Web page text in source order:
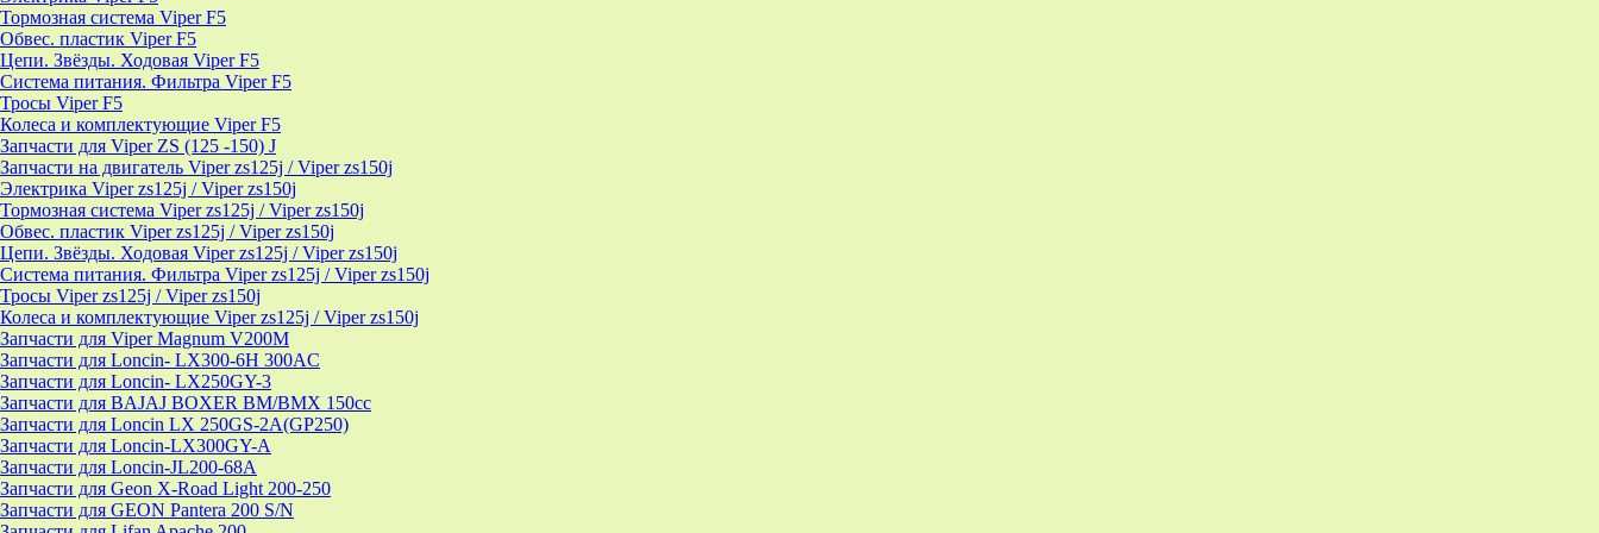
Тормозная система Viper F5
Обвес. пластик Viper F5
Цепи. Звёзды. Ходовая Viper F5
Система питания. Фильтра Viper F5
Тросы Viper F5
Колеса и комплектующие Viper F5
Запчасти для Viper ZS (125 -150) J
Запчасти на двигатель Viper zs125j / Viper zs150j
Электрика Viper zs125j / Viper zs150j
Тормозная система Viper zs125j / Viper zs150j
Обвес. пластик Viper zs125j / Viper zs150j
Цепи. Звёзды. Ходовая Viper zs125j / Viper zs150j
Система питания. Фильтра Viper zs125j / Viper zs150j
Тросы Viper zs125j / Viper zs150j
Колеса и комплектующие Viper zs125j / Viper zs150j
Запчасти для Viper Magnum V200M
Запчасти для Loncin- LX300-6H 300AC
Запчасти для Loncin- LX250GY-3
Запчасти для BAJAJ BOXER BM/ВМX 150cc
Запчасти для Loncin LX 250GS-2A(GP250)
Запчасти для Loncin-LX300GY-A
Запчасти для Loncin-JL200-68A
Запчасти для Geon X-Road Light 200-250
Запчасти для GEON Pantera 200 S/N